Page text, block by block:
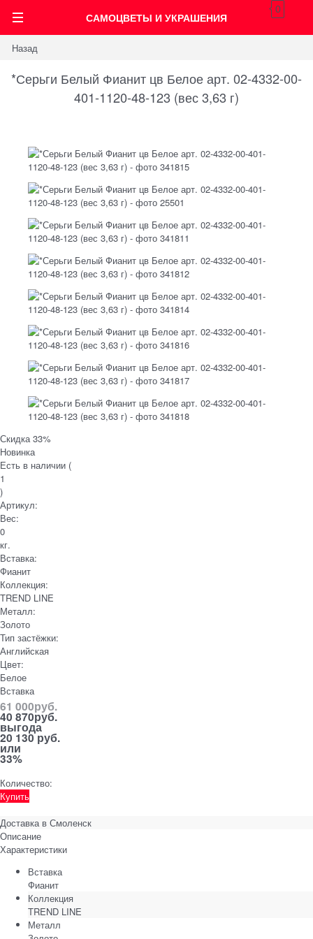
САМОЦВЕТЫ И УКРАШЕНИЯ
0
Назад
*Серьги Белый Фианит цв Белое арт. 02-4332-00-
401-1120-48-123 (вес 3,63 г)
Скидка 33%
Новинка
Есть в наличии (
1
)
Артикул:
Вес:
0
кг.
Вставка:
Фианит
Коллекция:
TREND LINE
Металл:
Золото
Тип застёжки:
Английская
Цвет:
Белое
Вставка
61 000руб.
40 870руб.
выгода
20 130 руб.
или
33%
Количество:
Купить
Доставка в Смоленск
Описание
Характеристики
Вставка
Фианит
Коллекция
TREND LINE
Металл